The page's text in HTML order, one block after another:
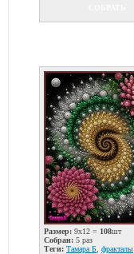
Размер: 9x12 = 108шт
Собран: 5 раз
Теги: Тамара Б
фракталы